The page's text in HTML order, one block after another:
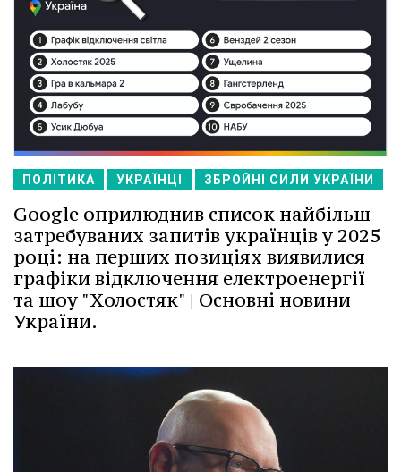
ПОЛІТИКА УКРАЇНЦІ ЗБРОЙНІ СИЛИ УКРАЇНИ
Google оприлюднив список найбільш
затребуваних запитів українців у 2025
році: на перших позиціях виявилися
графіки відключення електроенергії
та шоу "Холостяк" | Основні новини
України.